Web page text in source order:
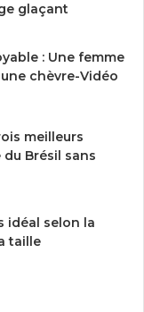
glaçant
: Une femme
chèvre-Vidéo
meilleurs
du Brésil sans
idéal selon la
taille